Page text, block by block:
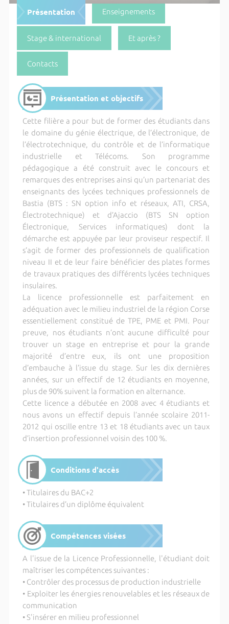
Présentation Enseignements
Stage & international Et après ?
Contacts
Présentation et objectifs
Cette filière a pour but de former des étudiants dans
le domaine du génie électrique, de l’électronique, de
l’électrotechnique, du contrôle et de l’informatique
industrielle et Télécoms. Son programme
pédagogique a été construit avec le concours et
remarques des entreprises ainsi qu’un partenariat des
enseignants des lycées techniques professionnels de
Bastia (BTS : SN option info et réseaux, ATI, CRSA,
Électrotechnique) et d’Ajaccio (BTS SN option
Électronique, Services informatiques) dont la
démarche est appuyée par leur proviseur respectif. Il
s’agit de former des professionnels de qualification
niveau II et de leur faire bénéficier des plates formes
de travaux pratiques des différents lycées techniques
insulaires.
La licence professionnelle est parfaitement en
adéquation avec le milieu industriel de la région Corse
essentiellement constitué de TPE, PME et PMI. Pour
preuve, nos étudiants n’ont aucune difficulté pour
trouver un stage en entreprise et pour la grande
majorité d’entre eux, ils ont une proposition
d’embauche à l’issue du stage. Sur les dix dernières
années, sur un effectif de 12 étudiants en moyenne,
plus de 90% suivent la formation en alternance.
Cette licence a débutée en 2008 avec 4 étudiants et
nous avons un effectif depuis l’année scolaire 2011-
2012 qui oscille entre 13 et 18 étudiants avec un taux
d’insertion professionnel voisin des 100 %.
Conditions d'accès
• Titulaires du BAC+2
• Titulaires d’un diplôme équivalent
Compétences visées
A l'issue de la Licence Professionnelle, l'étudiant doit
maîtriser les compétences suivantes :
• Contrôler des processus de production industrielle
• Exploiter les énergies renouvelables et les réseaux de
communication
• S'insérer en milieu professionnel